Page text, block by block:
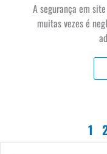
A segurança em
muitas vezes é
1